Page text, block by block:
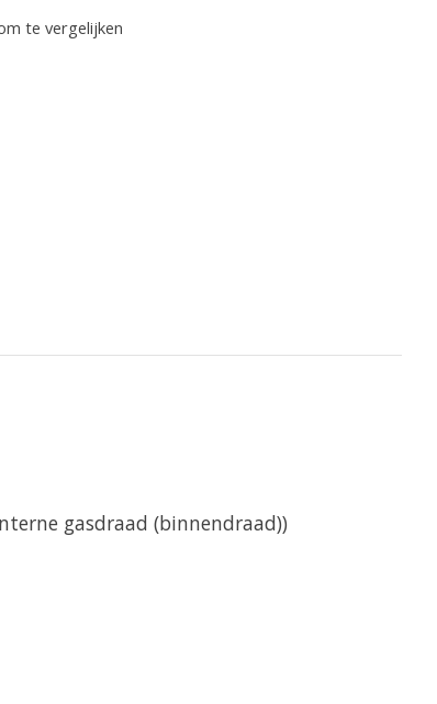
te vergelijken
gasdraad (binnendraad))